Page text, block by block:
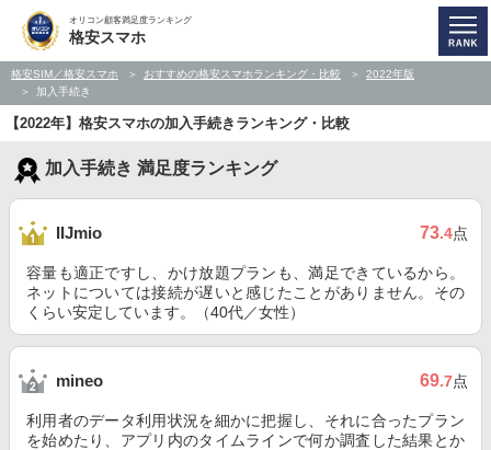
オリコン顧客満足度ランキング
格安スマホ
格安SIM／格安スマホ おすすめの格安スマホランキング・比較
2022年版
加入手続き
【2022年】格安スマホの加入手続きランキング・比較
加入手続き 満足度ランキング
IIJmio 73.4点
容量も適正ですし、かけ放題プランも、満足できているから。
ネットについては接続が遅いと感じたことがありません。その
くらい安定しています。（40代／女性）
mineo 69.7点
利用者のデータ利用状況を細かに把握し、それに合ったプラン
を始めたり、アプリ内のタイムラインで何か調査した結果とか